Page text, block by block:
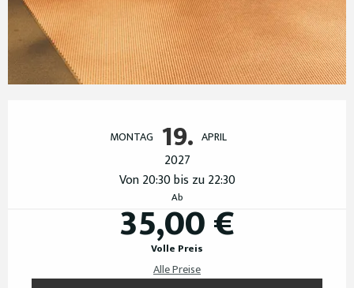
MONTAG 19. APRIL
2027
Von 20:30 bis zu 22:30
Ab
35,00 €
Volle Preis
Alle Preise